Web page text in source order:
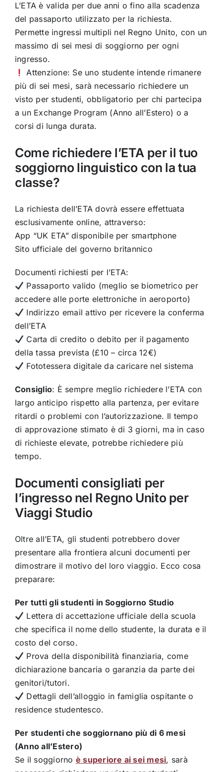
L’ETA è valida per due anni o fino alla scadenza
del passaporto utilizzato per la richiesta.
Permette ingressi multipli nel Regno Unito, con un
massimo di sei mesi di soggiorno per ogni
ingresso.
Attenzione: Se uno studente intende rimanere
più di sei mesi, sarà necessario richiedere un
visto per studenti, obbligatorio per chi partecipa
a un Exchange Program (Anno all’Estero) o a
corsi di lunga durata.
Come richiedere l’ETA per il tuo
soggiorno linguistico con la tua
classe?
La richiesta dell’ETA dovrà essere effettuata
esclusivamente online, attraverso:
App “UK ETA” disponibile per smartphone
Sito ufficiale del governo britannico
Documenti richiesti per l’ETA:
Passaporto valido (meglio se biometrico per
accedere alle porte elettroniche in aeroporto)
Indirizzo email attivo per ricevere la conferma
dell’ETA
Carta di credito o debito per il pagamento
della tassa prevista (£10 – circa 12€)
Fototessera digitale da caricare nel sistema
Consiglio: È sempre meglio richiedere l’ETA con
largo anticipo rispetto alla partenza, per evitare
ritardi o problemi con l’autorizzazione. Il tempo
di approvazione stimato è di 3 giorni, ma in caso
di richieste elevate, potrebbe richiedere più
tempo.
Documenti consigliati per
l’ingresso nel Regno Unito per
Viaggi Studio
Oltre all’ETA, gli studenti potrebbero dover
presentare alla frontiera alcuni documenti per
dimostrare il motivo del loro viaggio. Ecco cosa
preparare:
Per tutti gli studenti in Soggiorno Studio
Lettera di accettazione ufficiale della scuola
che specifica il nome dello studente, la durata e il
costo del corso.
Prova della disponibilità finanziaria, come
dichiarazione bancaria o garanzia da parte dei
genitori/tutori.
Dettagli dell’alloggio in famiglia ospitante o
residence studentesco.
Per studenti che soggiornano più di 6 mesi
(Anno all’Estero)
Se il soggiorno è superiore ai sei mesi, sarà